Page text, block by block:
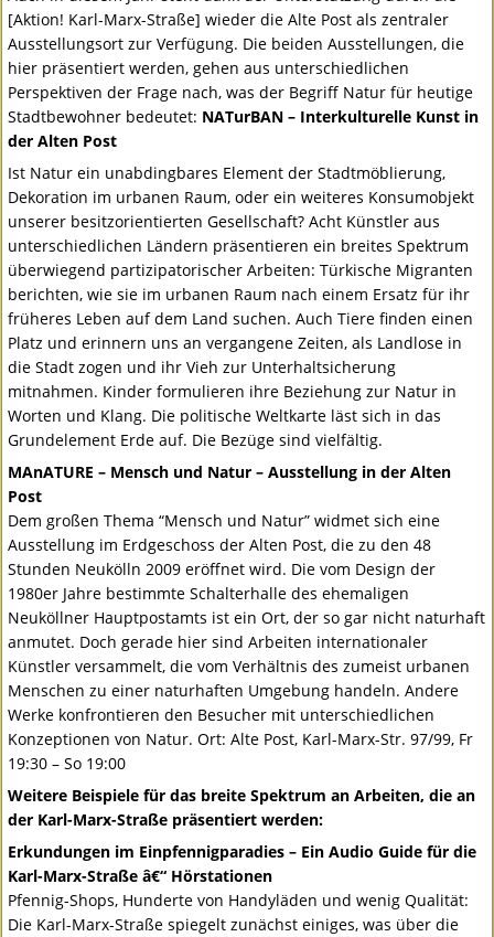
[Aktion! Karl-Marx-Straße] wieder die Alte Post als zentraler
Ausstellungsort zur Verfügung. Die beiden Ausstellungen, die
hier präsentiert werden, gehen aus unterschiedlichen
Perspektiven der Frage nach, was der Begriff Natur für heutige
Stadtbewohner bedeutet: NATurBAN – Interkulturelle Kunst in
der Alten Post
Ist Natur ein unabdingbares Element der Stadtmöblierung,
Dekoration im urbanen Raum, oder ein weiteres Konsumobjekt
unserer besitzorientierten Gesellschaft? Acht Künstler aus
unterschiedlichen Ländern präsentieren ein breites Spektrum
überwiegend partizipatorischer Arbeiten: Türkische Migranten
berichten, wie sie im urbanen Raum nach einem Ersatz für ihr
früheres Leben auf dem Land suchen. Auch Tiere finden einen
Platz und erinnern uns an vergangene Zeiten, als Landlose in
die Stadt zogen und ihr Vieh zur Unterhaltsicherung
mitnahmen. Kinder formulieren ihre Beziehung zur Natur in
Worten und Klang. Die politische Weltkarte läst sich in das
Grundelement Erde auf. Die Bezüge sind vielfältig.
MAnATURE – Mensch und Natur – Ausstellung in der Alten
Post
Dem großen Thema “Mensch und Natur” widmet sich eine
Ausstellung im Erdgeschoss der Alten Post, die zu den 48
Stunden Neukölln 2009 eröffnet wird. Die vom Design der
1980er Jahre bestimmte Schalterhalle des ehemaligen
Neuköllner Hauptpostamts ist ein Ort, der so gar nicht naturhaft
anmutet. Doch gerade hier sind Arbeiten internationaler
Künstler versammelt, die vom Verhältnis des zumeist urbanen
Menschen zu einer naturhaften Umgebung handeln. Andere
Werke konfrontieren den Besucher mit unterschiedlichen
Konzeptionen von Natur. Ort: Alte Post, Karl-Marx-Str. 97/99, Fr
19:30 – So 19:00
Weitere Beispiele für das breite Spektrum an Arbeiten, die an
der Karl-Marx-Straße präsentiert werden:
Erkundungen im Einpfennigparadies – Ein Audio Guide für die
Karl-Marx-Straße â€“ Hörstationen
Pfennig-Shops, Hunderte von Handyläden und wenig Qualität:
Die Karl-Marx-Straße spiegelt zunächst einiges, was über die